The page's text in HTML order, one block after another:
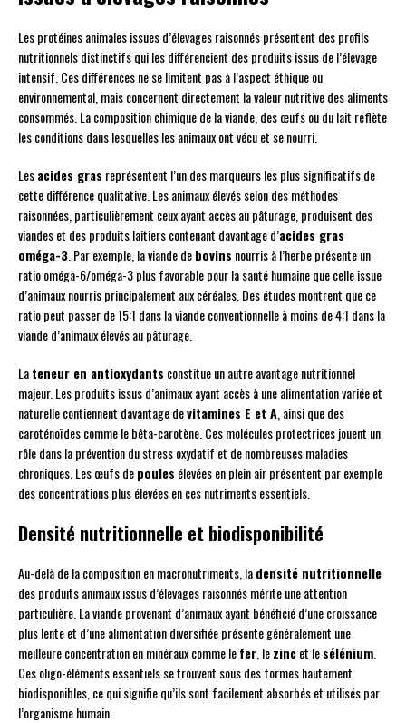
Les protéines animales issues d’élevages raisonnés présentent des profils
nutritionnels distinctifs qui les différencient des produits issus de l’élevage
intensif. Ces différences ne se limitent pas à l’aspect éthique ou
environnemental, mais concernent directement la valeur nutritive des aliments
consommés. La composition chimique de la viande, des œufs ou du lait reflète
les conditions dans lesquelles les animaux ont vécu et se nourri.
Lesacides gras représentent l’un des marqueurs les plus significatifs de
cette différence qualitative. Les animaux élevés selon des méthodes
raisonnées, particulièrement ceux ayant accès au pâturage, produisent des
viandes et des produits laitiers contenant davantage d’acides gras
oméga-3 . Par exemple, la viande debovins nourris à l’herbe présente un
ratio oméga-6/oméga-3 plus favorable pour la santé humaine que celle issue
d’animaux nourris principalement aux céréales. Des études montrent que ce
ratio peut passer de 15:1 dans la viande conventionnelle à moins de 4:1 dans la
viande d’animaux élevés au pâturage.
Lateneur en antioxydants constitue un autre avantage nutritionnel
majeur. Les produits issus d’animaux ayant accès à une alimentation variée et
naturelle contiennent davantage devitamines E et A , ainsi que des
caroténoïdes comme le bêta-carotène. Ces molécules protectrices jouent un
rôle dans la prévention du stress oxydatif et de nombreuses maladies
chroniques. Les œufs depoules élevées en plein air présentent par exemple
des concentrations plus élevées en ces nutriments essentiels.
Densité nutritionnelle et biodisponibilité
Au-delà de la composition en macronutriments, ladensité nutritionnelle
des produits animaux issus d’élevages raisonnés mérite une attention
particulière. La viande provenant d’animaux ayant bénéficié d’une croissance
plus lente et d’une alimentation diversifiée présente généralement une
meilleure concentration en minéraux comme lefer , lezincet lesélénium
Ces oligo-éléments essentiels se trouvent sous des formes hautement
biodisponibles, ce qui signifie qu’ils sont facilement absorbés et utilisés par
l’organisme humain.